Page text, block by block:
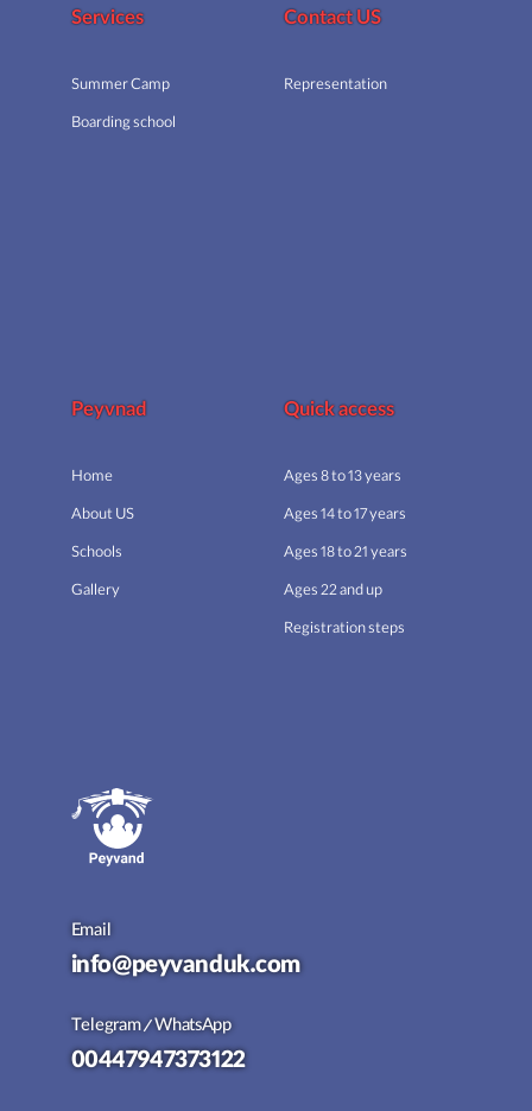
Contact US
Representation
Services
Summer Camp
Boarding school
Quick access
Ages 8 to 13 years
Ages 14 to 17 years
Ages 18 to 21 years
Ages 22 and up
Registration steps
Peyvnad
Home
About US
Schools
Gallery
Email
info@peyvanduk.com
Telegram / WhatsApp
00447947373122